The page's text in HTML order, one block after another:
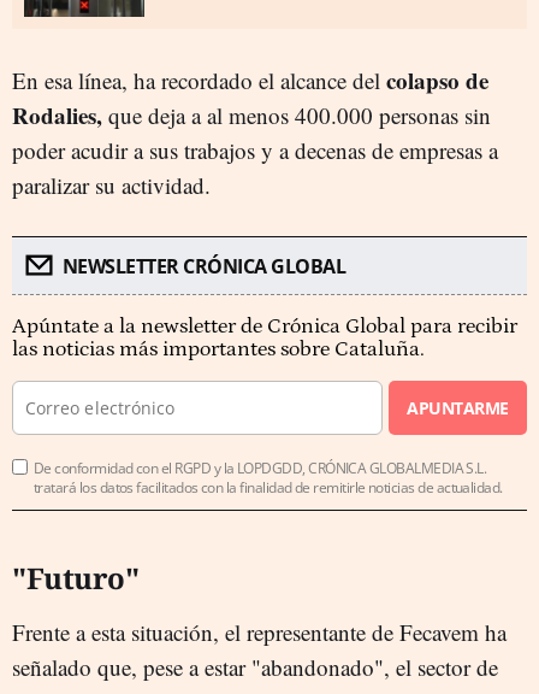
En esa línea, ha recordado el alcance del colapso de
Rodalies, que deja a al menos 400.000 personas sin
poder acudir a sus trabajos y a decenas de empresas a
paralizar su actividad.
NEWSLETTER CRÓNICA GLOBAL
Apúntate a la newsletter de Crónica Global para recibir
las noticias más importantes sobre Cataluña.
APUNTARME
De conformidad con el RGPD y la LOPDGDD, CRÓNICA GLOBALMEDIA S.L.
tratará los datos facilitados con la finalidad de remitirle noticias de actualidad.
"Futuro"
Frente a esta situación, el representante de Fecavem ha
señalado que, pese a estar "abandonado", el sector de